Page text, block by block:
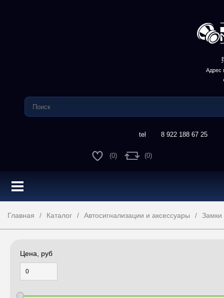
Адрес
8 922 188 67 25
(0) (0)
Главная Каталог Автосигнализации и аксессуары Замки
Цена, руб